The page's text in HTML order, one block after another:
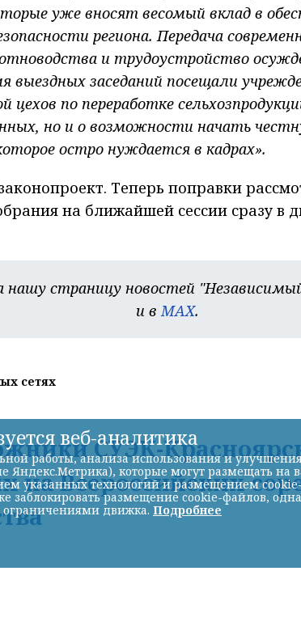
уже вносят весомый вклад в
региона. Передача
и трудоустройство
выездных заседаний посещали
цехов по переработке
но и о возможности начать
остро нуждается в кадрах».
Теперь поправки
на ближайшей сессии сразу в
нашу страницу новостей
и вMAX.
сетях
СУЭК-
на Всероссийских
веб-аналитика
работы, анализа использования и
Яндекс.Метрика), которые могут размещать
указанных технологий и размещением
заблокировать размещение cookie-файлов,
ограничениями движка. Подробнее